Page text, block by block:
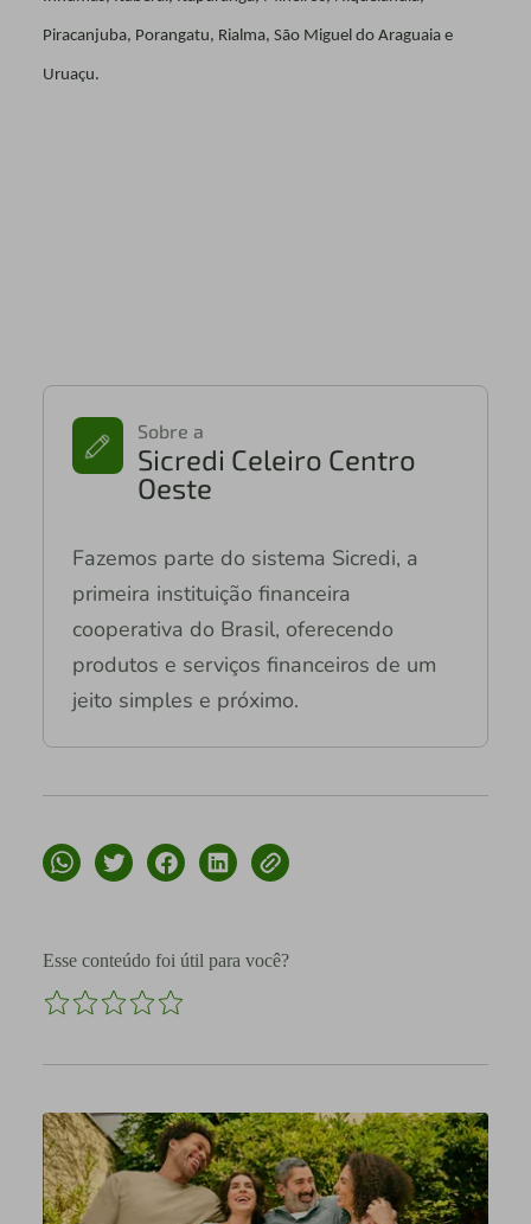
Piracanjuba, Porangatu, Rialma, São Miguel do Araguaia e
Uruaçu.
Sobre a
Sicredi Celeiro Centro
Oeste
Fazemos parte do sistema Sicredi, a
primeira instituição financeira
cooperativa do Brasil, oferecendo
produtos e serviços financeiros de um
jeito simples e próximo.
Esse conteúdo foi útil para você?